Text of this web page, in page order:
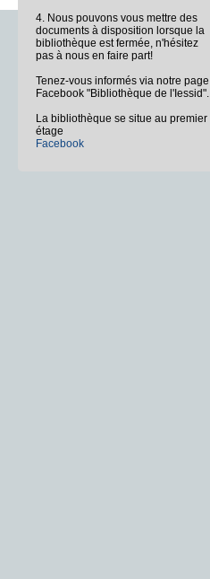
4. Nous pouvons vous mettre des
documents à disposition lorsque la
bibliothèque est fermée, n'hésitez
pas à nous en faire part!
Tenez-vous informés via notre page
Facebook "Bibliothèque de l'Iessid".
La bibliothèque se situe au premier
étage
Facebook